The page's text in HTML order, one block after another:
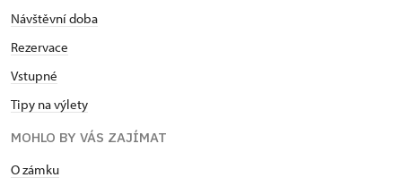
Návštěvní doba
Rezervace
Vstupné
Tipy na výlety
MOHLO BY VÁS ZAJÍMAT
​​​​​​O zámku